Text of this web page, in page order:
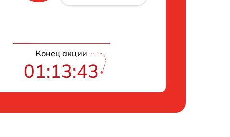
Конец акции
01:13:43